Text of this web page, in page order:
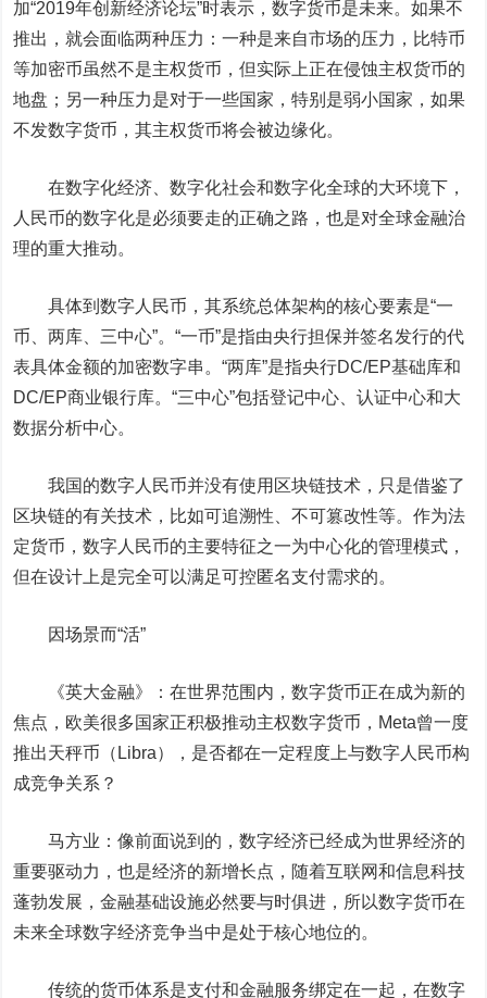
加“2019年创新经济论坛”时表示，数字货币是未来。如果不
推出，就会面临两种压力：一种是来自市场的压力，比特币
等加密币虽然不是主权货币，但实际上正在侵蚀主权货币的
地盘；另一种压力是对于一些国家，特别是弱小国家，如果
不发数字货币，其主权货币将会被边缘化。
在数字化经济、数字化社会和数字化全球的大环境下，
人民币的数字化是必须要走的正确之路，也是对全球金融治
理的重大推动。
具体到数字人民币，其系统总体架构的核心要素是“一
币、两库、三中心”。“一币”是指由央行担保并签名发行的代
表具体金额的加密数字串。“两库”是指央行DC/EP基础库和
DC/EP商业银行库。“三中心”包括登记中心、认证中心和大
数据分析中心。
我国的数字人民币并没有使用区块链技术，只是借鉴了
区块链的有关技术，比如可追溯性、不可篡改性等。作为法
定货币，数字人民币的主要特征之一为中心化的管理模式，
但在设计上是完全可以满足可控匿名支付需求的。
因场景而“活”
《英大金融》：在世界范围内，数字货币正在成为新的
焦点，欧美很多国家正积极推动主权数字货币，Meta曾一度
推出天秤币（Libra），是否都在一定程度上与数字人民币构
成竞争关系？
马方业：像前面说到的，数字经济已经成为世界经济的
重要驱动力 ，也是经济的新增长点，随着互联网和信息科技
蓬勃发展，金融基础设施必然要与时俱进，所以数字货币在
未来全球数字经济竞争当中是处于核心地位的。
传统的货币体系是支付和金融服务绑定在一起，在数字